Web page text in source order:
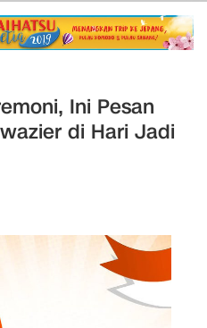
Ini Pesan
di Hari Jadi